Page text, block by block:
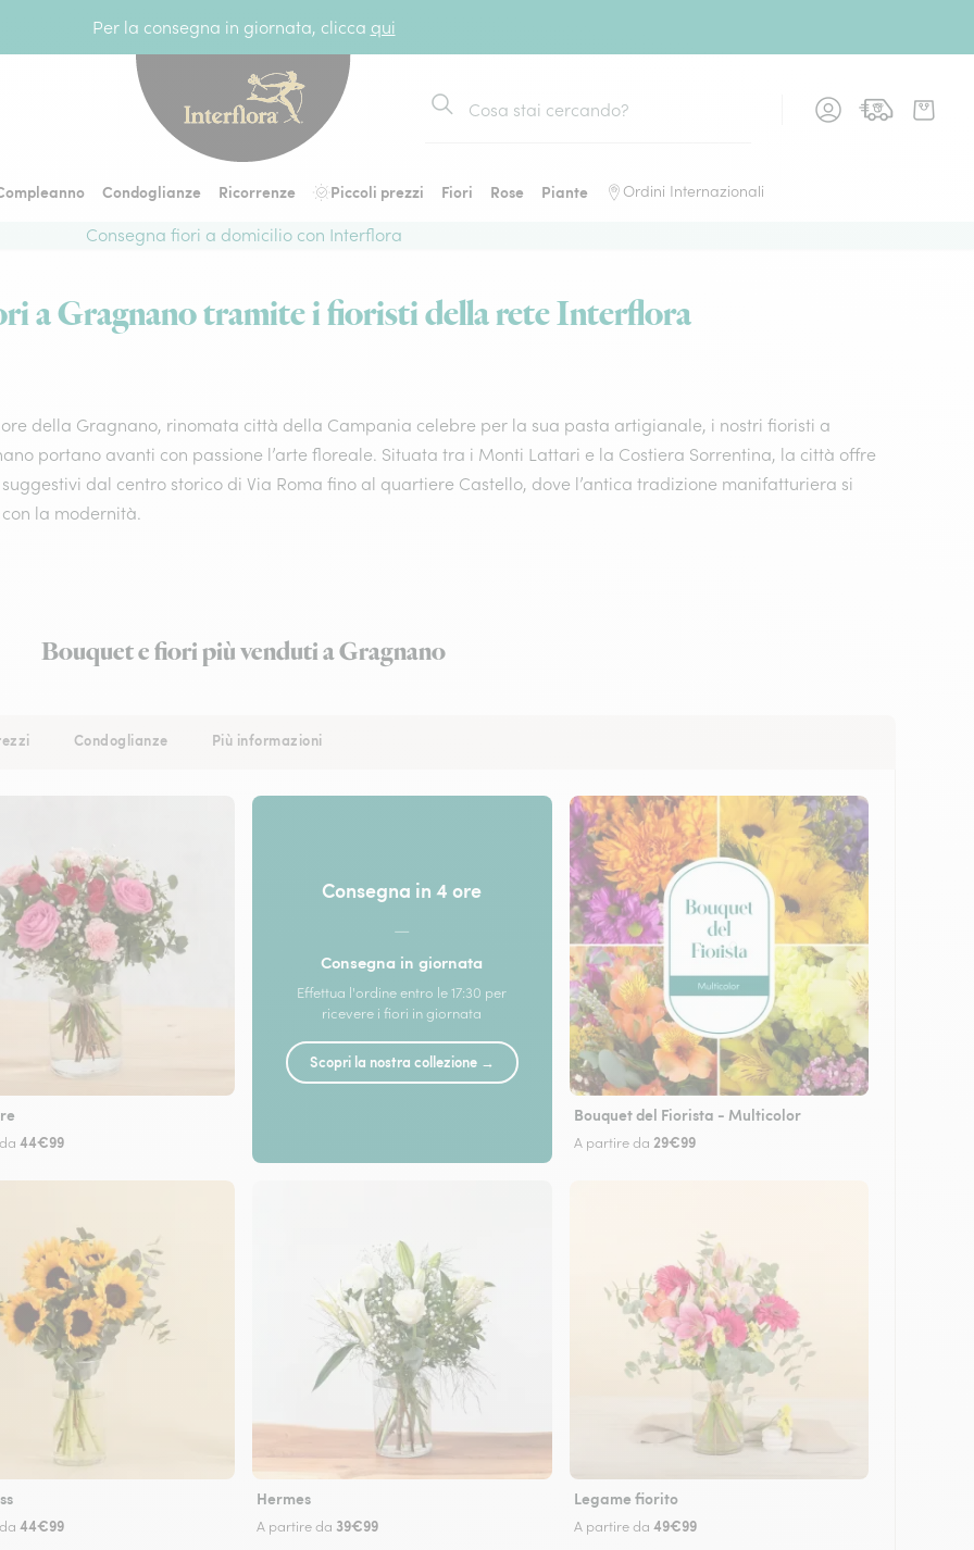
Per la consegna in giornata, clicca qui
Cerca
Condoglianze Ricorrenze Piccoli prezzi Fiori Rose Piante Ordini Internazionali
Consegna fiori a domicilio con Interflora
a Gragnano tramite i fioristi della rete Interflora
della Gragnano, rinomata città della Campania celebre per la sua pasta artigianale, i nostri fioristi a
portano avanti con passione l’arte floreale. Situata tra i Monti Lattari e la Costiera Sorrentina, la città offre
dal centro storico di Via Roma fino al quartiere Castello, dove l’antica tradizione manifatturiera si
la modernità.
Bouquet e fiori più venduti a Gragnano
Condoglianze Più informazioni
44€99
Consegna in 4 ore
—
Consegna in giornata
Effettua l'ordine entro le 17:30 per
ricevere i fiori in giornata
Scopri la nostra collezione →
Bouquet del Fiorista - Multicolor
A partire da 29€99
44€99
Hermes
A partire da 39€99
Legame fiorito
A partire da 49€99